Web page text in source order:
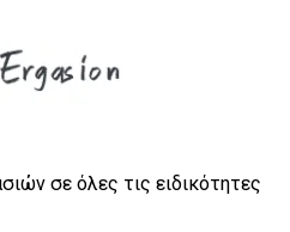
σε όλες τις ειδικότητες